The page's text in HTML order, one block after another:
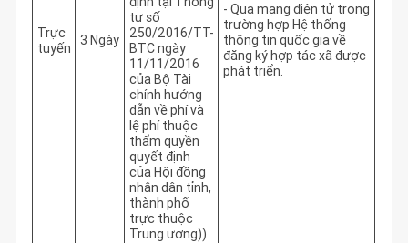
Trực
tuyến
3 Ngày
tư số
250/2016/TT-
BTC ngày
11/11/2016
của Bộ Tài
chính hướng
dẫn về phí và
lệ phí thuộc
thẩm quyền
quyết định
của Hội đồng
nhân dân tỉnh,
thành phố
trực thuộc
Trung ương))
- Qua mạng điện tử trong
trường hợp Hệ thống
thông tin quốc gia về
đăng ký hợp tác xã được
phát triển.